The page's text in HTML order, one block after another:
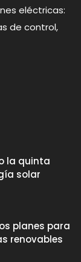
eléctricas:
de control,
la quinta
solar
planes para
renovables